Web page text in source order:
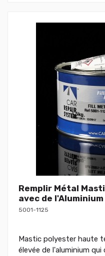
Remplir Métal
avec de l'Aluminium
5001-1125
Mastic polyester haute
élevée de l'aluminium